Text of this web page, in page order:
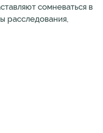
сомневаться в
расследования,